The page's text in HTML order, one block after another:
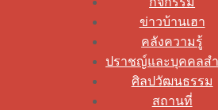
ข่าวบ้านเฮา
คลังความรู้
ปราชญ์และบุคคลส
ศิลปวัฒนธรรม
สถานที่